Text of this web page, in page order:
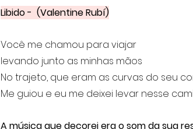
Libido -  (Valentine Rubí)
Você me chamou para viajar
levando junto as minhas mãos
No trajeto, que eram as curvas do seu
Me guiou e eu me deixei levar nesse
A música que decorei era o som da sua